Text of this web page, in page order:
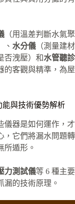
（用溫差判斷水氣聚
、 水分儀 （測量建材
否洩壓）和水管聽診
的客觀與精準，為屋
能與技術優勢解析
儀器是如何運作，才
，它們將漏水問題轉
所遁形。
力測試儀等 6 種主要
漏的技術原理。